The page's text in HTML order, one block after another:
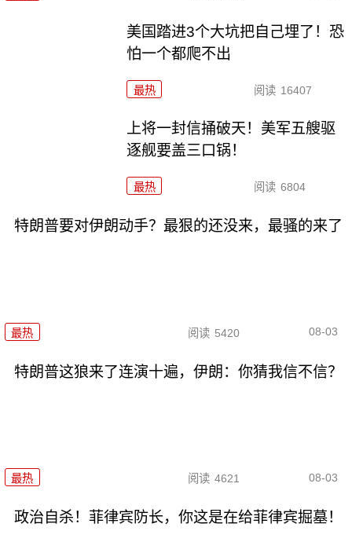
美国踏进3个大坑把自己埋了！恐
怕一个都爬不出
最热 阅读 16407
上将一封信捅破天！美军五艘驱
逐舰要盖三口锅！
最热 阅读 6804
特朗普要对伊朗动手？最狠的还没来，最骚的来了
最热 阅读 5420 08-03
特朗普这狼来了连演十遍，伊朗：你猜我信不信？
最热 阅读 4621 08-03
政治自杀！菲律宾防长，你这是在给菲律宾掘墓！